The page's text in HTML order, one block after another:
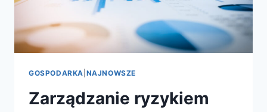
GOSPODARKA NAJNOWSZE
Zarządzanie ryzykiem